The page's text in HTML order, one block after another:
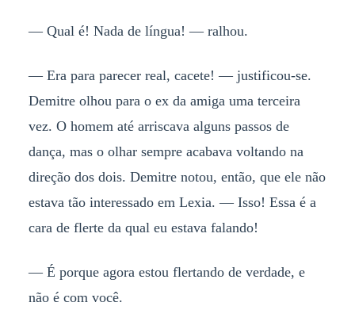
— Qual é! Nada de língua! — ralhou.
— Era para parecer real, cacete! — justificou-se.
Demitre olhou para o ex da amiga uma terceira
vez. O homem até arriscava alguns passos de
dança, mas o olhar sempre acabava voltando na
direção dos dois. Demitre notou, então, que ele não
estava tão interessado em Lexia. — Isso! Essa é a
cara de flerte da qual eu estava falando!
— É porque agora estou flertando de verdade, e
não é com você.